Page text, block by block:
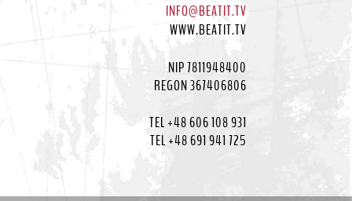
INFO@BEATIT.TV
WWW.BEATIT.TV
NIP 7811948400
REGON 367406806
TEL +48 606 108 931
TEL +48 691 941 725